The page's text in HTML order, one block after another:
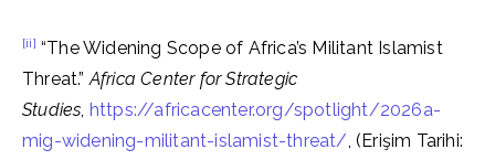
[ii] “The Widening Scope of Africa’s Militant Islamist
Threat.”Africa Center for Strategic
Studies, https://africacenter.org/spotlight/2026a-
mig-widening-militant-islamist-threat/, (Erişim Tarihi: